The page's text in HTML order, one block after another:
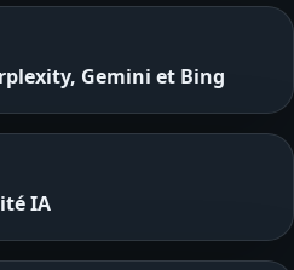
Gemini et Bing
IA